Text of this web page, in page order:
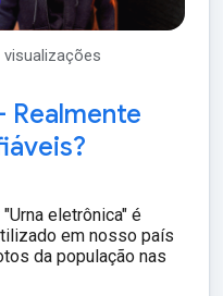
visualizações
Realmente
eletrônica" é
em nosso país
da população nas